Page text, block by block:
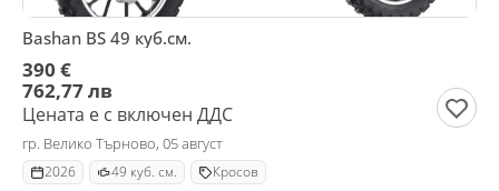
Bashan BS 49 куб.см.
390 €
762,77 лв
Цената е с включен ДДС
гр. Велико Търново, 05 август
2026 49 куб. см. Кросов